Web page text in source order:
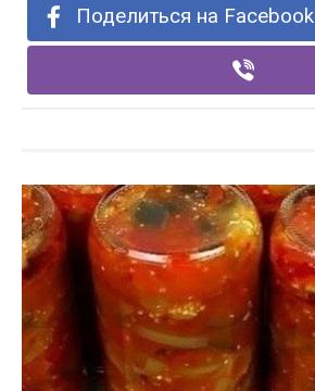
Поделиться на Facebook